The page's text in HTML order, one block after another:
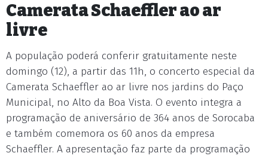
Camerata Schaeffler ao ar
livre
A população poderá conferir gratuitamente neste
domingo (12), a partir das 11h, o concerto especial da
Camerata Schaeffler ao ar livre nos jardins do Paço
Municipal, no Alto da Boa Vista. O evento integra a
programação de aniversário de 364 anos de Sorocaba
e também comemora os 60 anos da empresa
Schaeffler. A apresentação faz parte da programação